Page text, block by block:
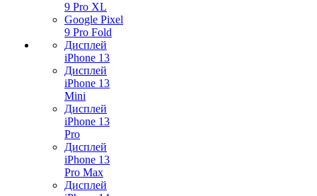
9 Pro XL
Google Pixel
9 Pro Fold
Дисплей
iPhone 13
Дисплей
iPhone 13
Mini
Дисплей
iPhone 13
Pro
Дисплей
iPhone 13
Pro Max
Дисплей